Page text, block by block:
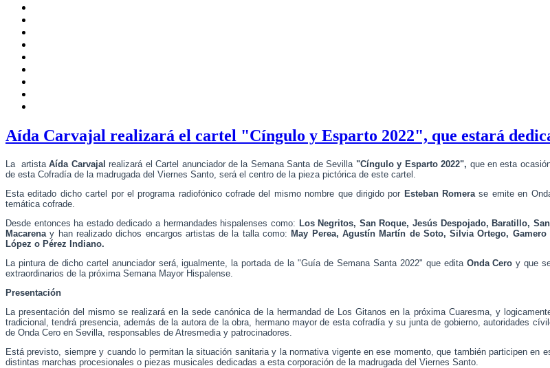
Aída Carvajal realizará el cartel "Cíngulo y Esparto 2022", que estará
La artistaAída Carvajalrealizará el Cartel anunciador de la Semana Santa de Sevilla "Cíngulo y Esparto 2022", que en esta
de esta Cofradía de la madrugada del Viernes Santo, será el centro de la pieza pictórica de este cartel.
Esta editado dicho cartel por el programa radiofónico cofrade del mismo nombre que dirigido por Esteban Romera se emite en
temática cofrade.
Desde entonces ha estado dedicado a hermandades hispalenses como: Los Negritos, San Roque, Jesús Despojado, Baratillo,
Macarenay han realizado dichos encargos artistas de la talla como: May Perea, Agustín Martín de Soto, Silvia Ortego,
López o Pérez Indiano.
La pintura de dicho cartel anunciador será, igualmente, la portada de la "Guía de Semana Santa 2022" que editaOnda Cero y que
extraordinarios de la próxima Semana Mayor Hispalense.
Presentación
La presentación del mismo se realizará en la sede canónica de la hermandad de Los Gitanos en la próxima Cuaresma, y
tradicional, tendrá presencia, además de la autora de la obra, hermano mayor de esta cofradía y su junta de gobierno, autoridades
de Onda Cero en Sevilla, responsables de Atresmedia y patrocinadores.
Está previsto, siempre y cuando lo permitan la situación sanitaria y la normativa vigente en ese momento, que también participen
distintas marchas procesionales o piezas musicales dedicadas a esta corporación de la madrugada del Viernes Santo.